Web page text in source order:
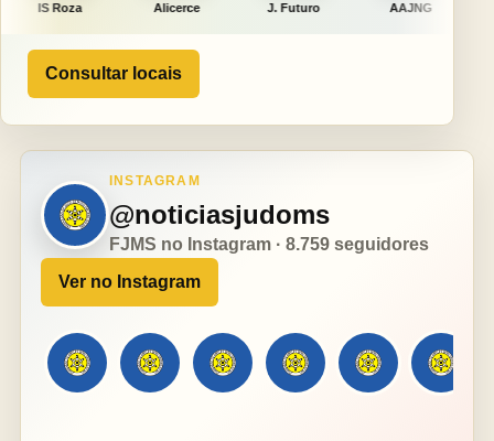
Alicerce J. Futuro AAJNG TSURU
Consultar locais
INSTAGRAM
@noticiasjudoms
FJMS no Instagram · 8.759 seguidores
Ver no Instagram